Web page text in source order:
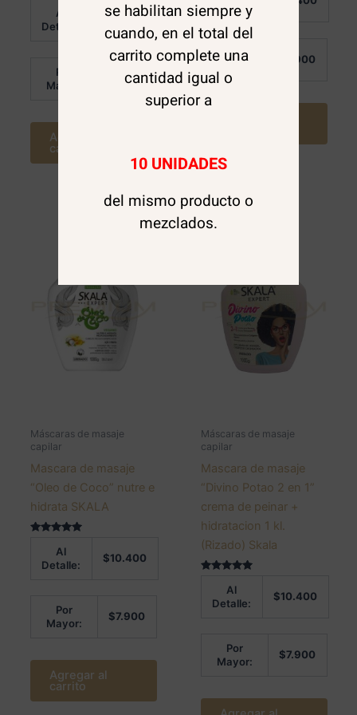
de 5
Al
Detalle:
$10.400
Por
Mayor:
7.900
Agregar al
carrito
Detalle:
Por
7.900
Máscaras de masaje
capilar
Mascara de masaje
“Oleo de Coco” nutre e
hidrata SKALA
de 5
Al
Detalle:
$10.400
Por
Mayor:
$7.900
Agregar al
carrito
Máscaras de masaje
capilar
Mascara de masaje
“Divino Potao 2 en 1”
crema de peinar +
hidratacion 1 kl.
(Rizado) Skala
de 5
Al
Detalle:
$10.400
Por
Mayor:
$7.900
se habilitan siempre y
cuando, en el total del
carrito complete una
cantidad igual o
superior a
10 UNIDADES
del mismo producto o
mezclados.